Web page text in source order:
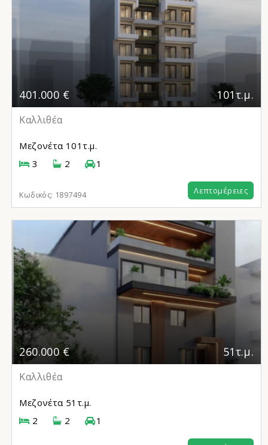
401.000 € 101τ.μ.
Καλλιθέα
Μεζονέτα 101τ.μ.
3
2 1
Κωδικός: 1897494 Λεπτομέρειες
260.000 € 51τ.μ.
Καλλιθέα
Μεζονέτα 51τ.μ.
2
2 1